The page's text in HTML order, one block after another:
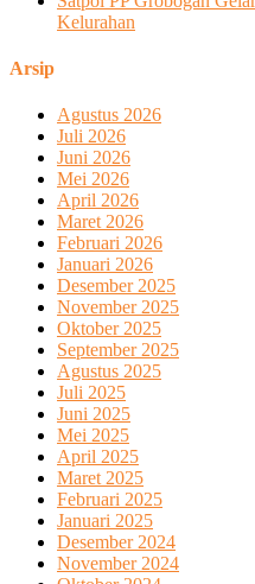
Kelurahan
Arsip
Agustus 2026
Juli 2026
Juni 2026
Mei 2026
April 2026
Maret 2026
Februari 2026
Januari 2026
Desember 2025
November 2025
Oktober 2025
September 2025
Agustus 2025
Juli 2025
Juni 2025
Mei 2025
April 2025
Maret 2025
Februari 2025
Januari 2025
Desember 2024
November 2024